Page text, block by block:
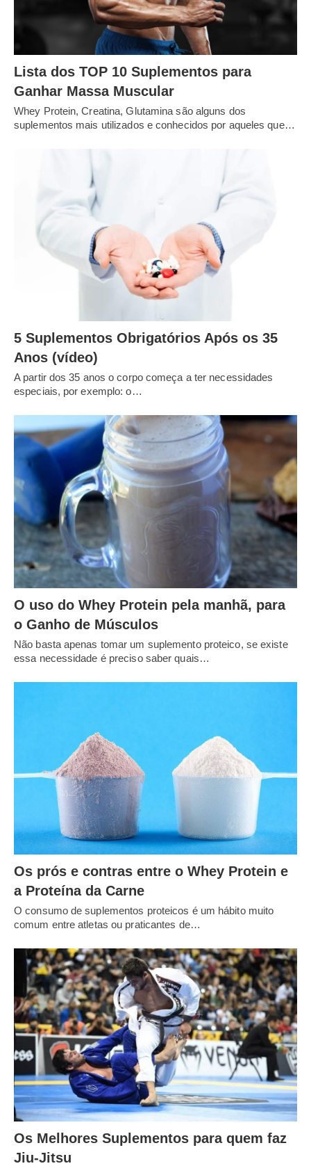
Lista dos TOP 10 Suplementos para
Ganhar Massa Muscular
Whey Protein, Creatina, Glutamina são alguns dos
suplementos mais utilizados e conhecidos por aqueles que…
5 Suplementos Obrigatórios Após os 35
Anos (vídeo)
A partir dos 35 anos o corpo começa a ter necessidades
especiais, por exemplo: o…
O uso do Whey Protein pela manhã, para
o Ganho de Músculos
Não basta apenas tomar um suplemento proteico, se existe
essa necessidade é preciso saber quais…
Os prós e contras entre o Whey Protein e
a Proteína da Carne
O consumo de suplementos proteicos é um hábito muito
comum entre atletas ou praticantes de…
Os Melhores Suplementos para quem faz
Jiu-Jitsu